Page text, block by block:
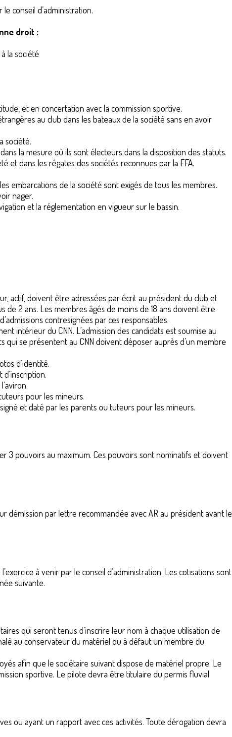
conseil d’administration.
droit :
la société
et en concertation avec la commission sportive.
au club dans les bateaux de la société sans en avoir
société.
la mesure où ils sont électeurs dans la disposition des statuts.
et dans les régates des sociétés reconnues par la FFA.
embarcations de la société sont exigés de tous les membres.
nager.
et la réglementation en vigueur sur le bassin.
actif, doivent être adressées par écrit au président du club et
2 ans. Les membres âgés de moins de 18 ans doivent être
contresignées par ces responsables.
intérieur du CNN. L’admission des candidats est soumise au
se présentent au CNN doivent déposer auprès d’un membre
d’identité.
pour les mineurs.
et daté par les parents ou tuteurs pour les mineurs.
pouvoirs au maximum. Ces pouvoirs sont nominatifs et doivent
démission par lettre recommandée avec AR au président avant le
à venir par le conseil d’administration. Les cotisations sont
suivante.
qui seront tenus d’inscrire leur nom à chaque utilisation de
au conservateur du matériel ou à défaut un membre du
afin que le sociétaire suivant dispose de matériel propre. Le
sportive. Le pilote devra être titulaire du permis fluvial.
ou ayant un rapport avec ces activités. Toute dérogation devra